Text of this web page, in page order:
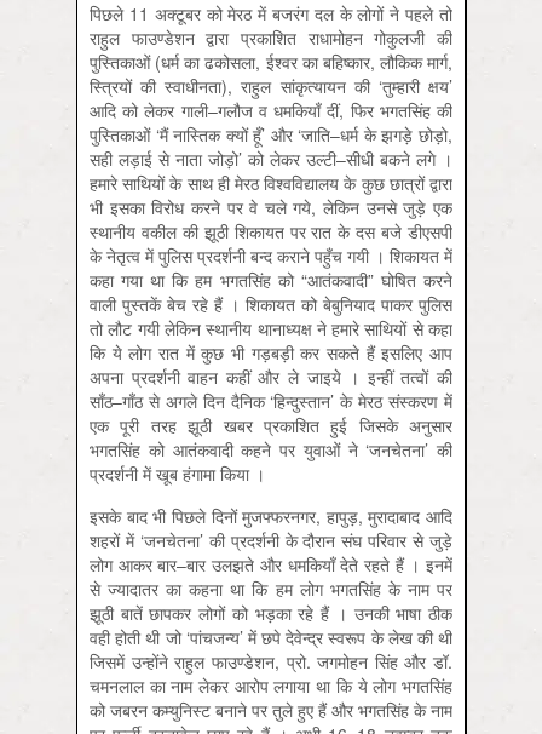
पिछले 11 अक्टूबर को मेरठ में बजरंग दल के लोगों ने पहले तो
राहुल फाउण्डेशन द्वारा प्रकाशित राधामोहन गोकुलजी की
पुस्तिकाओं (धर्म का ढकोसला, ईश्वर का बहिष्कार, लौकिक मार्ग,
स्त्रियों की स्वाधीनता), राहुल सांकृत्यायन की ‘तुम्हारी क्षय’
आदि को लेकर गाली–गलौज व धमकियाँ दीं, फिर भगतसिंह की
पुस्तिकाओं ‘मैं नास्तिक क्यों हूँ’ और ‘जाति–धर्म के झगड़े छोड़ो,
सही लड़ाई से नाता जोड़ो’ को लेकर उल्टी–सीधी बकने लगे ।
हमारे साथियों के साथ ही मेरठ विश्वविद्यालय के कुछ छात्रों द्वारा
भी इसका विरोध करने पर वे चले गये, लेकिन उनसे जुड़े एक
स्थानीय वकील की झूठी शिकायत पर रात के दस बजे डीएसपी
के नेतृत्व में पुलिस प्रदर्शनी बन्द कराने पहुँच गयी । शिकायत में
कहा गया था कि हम भगतसिंह को “आतंकवादी” घोषित करने
वाली पुस्तकें बेच रहे हैं । शिकायत को बेबुनियाद पाकर पुलिस
तो लौट गयी लेकिन स्थानीय थानाध्यक्ष ने हमारे साथियों से कहा
कि ये लोग रात में कुछ भी गड़बड़ी कर सकते हैं इसलिए आप
अपना प्रदर्शनी वाहन कहीं और ले जाइये । इन्हीं तत्वों की
साँठ–गाँठ से अगले दिन दैनिक ‘हिन्दुस्तान’ के मेरठ संस्करण में
एक पूरी तरह झूठी खबर प्रकाशित हुई जिसके अनुसार
भगतसिंह को आतंकवादी कहने पर युवाओं ने ‘जनचेतना’ की
प्रदर्शनी में खूब हंगामा किया ।
इसके बाद भी पिछले दिनों मुजफ्फरनगर, हापुड़, मुरादाबाद आदि
शहरों में ‘जनचेतना’ की प्रदर्शनी के दौरान संघ परिवार से जुड़े
लोग आकर बार–बार उलझते और धमकियाँ देते रहते हैं । इनमें
से ज्यादातर का कहना था कि हम लोग भगतसिंह के नाम पर
झूठी बातें छापकर लोगों को भड़का रहे हैं । उनकी भाषा ठीक
वही होती थी जो ‘पांचजन्य’ में छपे देवेन्द्र स्वरूप के लेख की थी
जिसमें उन्होंने राहुल फाउण्डेशन, प्रो. जगमोहन सिंह और डॉ.
चमनलाल का नाम लेकर आरोप लगाया था कि ये लोग भगतसिंह
को जबरन कम्युनिस्ट बनाने पर तुले हुए हैं और भगतसिंह के नाम